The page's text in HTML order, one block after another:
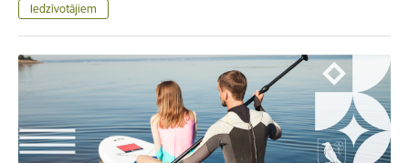
Iedzīvotājiem